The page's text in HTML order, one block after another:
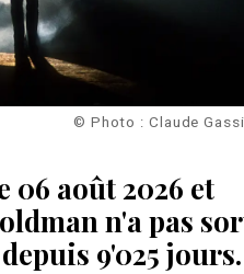
© Photo : Claude
06 août 2026 et
n'a pas
9'025 jours.